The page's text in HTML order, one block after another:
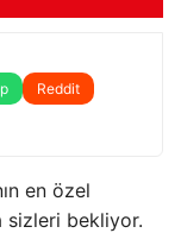
Reddit
en özel
sizleri bekliyor.